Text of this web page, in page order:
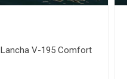
Lancha V-195 Comfort